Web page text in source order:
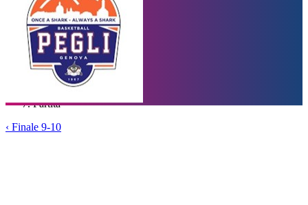
Calendario Squadre Statistiche e Classifiche
Home
Coppa Italiana U14
/
Finale 9-10
Partita
‹ Finale 9-10